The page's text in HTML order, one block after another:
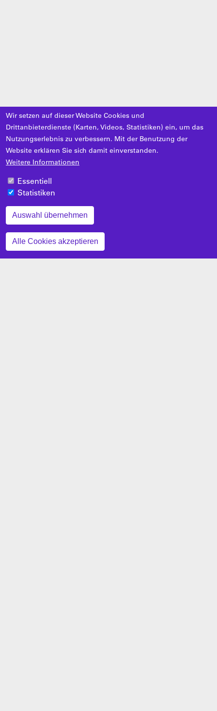
Wir setzen auf dieser Website Cookies und
Drittanbieterdienste (Karten, Videos, Statistiken) ein, um das
Nutzungserlebnis zu verbessern. Mit der Benutzung der
Website erklären Sie sich damit einverstanden.
Weitere Informationen
Essentiell
Statistiken
Auswahl übernehmen
Alle Cookies akzeptieren